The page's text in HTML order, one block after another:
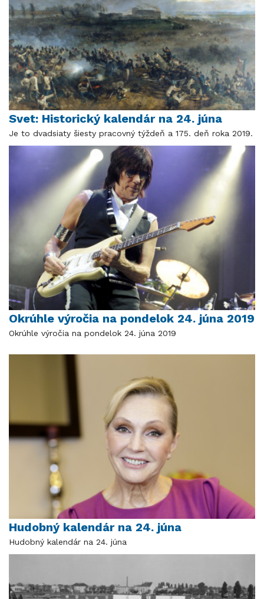
Svet: Historický kalendár na 24. júna
Je to dvadsiaty šiesty pracovný týždeň a 175. deň roka 2019.
Okrúhle výročia na pondelok 24. júna 2019
Okrúhle výročia na pondelok 24. júna 2019
Hudobný kalendár na 24. júna
Hudobný kalendár na 24. júna